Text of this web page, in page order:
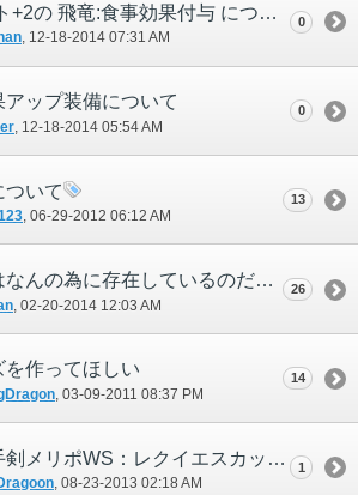
LCプラカート+2の 飛竜:食事効果付与 について
‎, 12-18-2014 07:31 AM
0
アップ装備について
‎, 12-18-2014 05:54 AM
0
ついて
‎, 06-29-2012 06:12 AM
13
最近の子竜はなんの為に存在しているのだろう？
‎, 02-20-2014 12:03 AM
26
作ってほしい
‎, 03-09-2011 08:37 PM
14
竜騎士に片手剣メリポWS：レクイエスカットを撃たせて欲しい
‎, 08-23-2013 02:18 AM
1